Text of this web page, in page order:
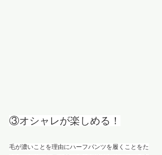
③オシャレが楽しめる！
毛が濃いことを理由にハーフパンツを履くことをた